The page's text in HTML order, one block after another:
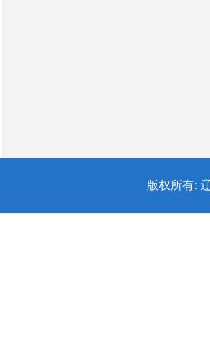
版权所有: